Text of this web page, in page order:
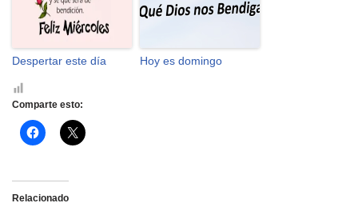
Despertar este día Hoy es domingo
Comparte esto:
H
a
i
c
H
a
Relacionado